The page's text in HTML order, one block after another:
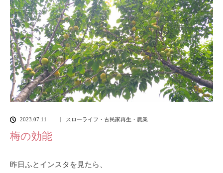
2023.07.11 スローライフ・古民家再生・農業
梅の効能
昨日ふとインスタを見たら、